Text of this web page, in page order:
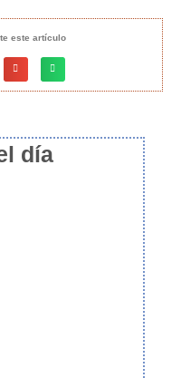
este artículo
día